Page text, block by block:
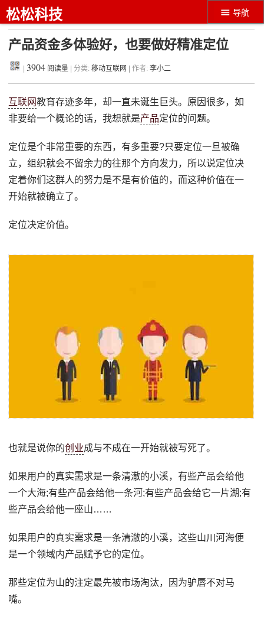
导航
松松科技
产品资金多体验好，也要做好精准定位
3904 阅读量 | 分类:移动互联网 | 作者:李小二
互联网教育存迹多年，却一直未诞生巨头。原因很多，如
非要给一个概论的话，我想就是产品定位的问题。
定位是个非常重要的东西，有多重要?只要定位一旦被确
立，组织就会不留余力的往那个方向发力，所以说定位决
定着你们这群人的努力是不是有价值的，而这种价值在一
开始就被确立了。
定位决定价值。
也就是说你的创业成与不成在一开始就被写死了。
如果用户的真实需求是一条清澈的小溪，有些产品会给他
一个大海;有些产品会给他一条河;有些产品会给它一片湖;有
些产品会给他一座山……
如果用户的真实需求是一条清澈的小溪，这些山川河海便
是一个领域内产品赋予它的定位。
那些定位为山的注定最先被市场淘汰，因为驴唇不对马
嘴。